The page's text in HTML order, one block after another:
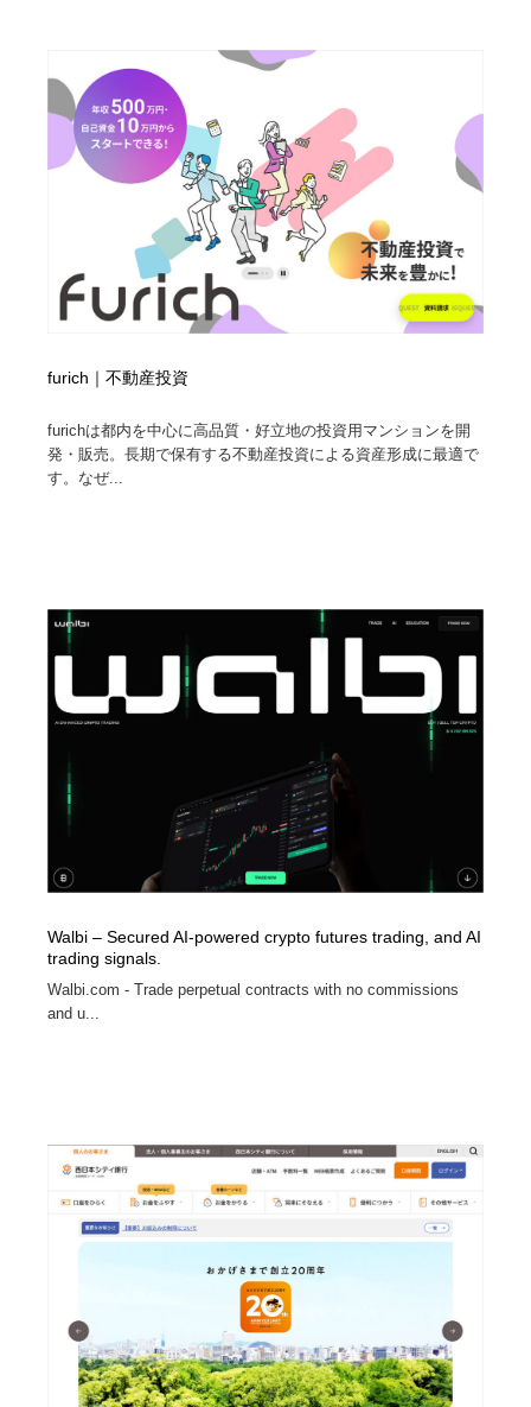
furich｜不動産投資
furichは都内を中心に高品質・好立地の投資用マンションを開
発・販売。長期で保有する不動産投資による資産形成に最適で
す。なぜ...
Walbi – Secured AI-powered crypto futures trading, and AI
trading signals.
Walbi.com - Trade perpetual contracts with no commissions
and u...